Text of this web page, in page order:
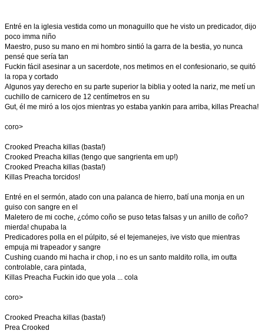
Entré en la iglesia vestida como un monaguillo que he visto un predicador, dijo
poco imma niño
Maestro, puso su mano en mi hombro sintió la garra de la bestia, yo nunca
pensé que sería tan
Fuckin fácil asesinar a un sacerdote, nos metimos en el confesionario, se quitó
la ropa y cortado
Algunos yay derecho en su parte superior la biblia y ooted la nariz, me metí un
cuchillo de carnicero de 12 centímetros en su
Gut, él me miró a los ojos mientras yo estaba yankin para arriba, killas Preacha!
coro>
Crooked Preacha killas (basta!)
Crooked Preacha killas (tengo que sangrienta em up!)
Crooked Preacha killas (basta!)
Killas Preacha torcidos!
Entré en el sermón, atado con una palanca de hierro, batí una monja en un
guiso con sangre en el
Maletero de mi coche, ¿cómo coño se puso tetas falsas y un anillo de coño?
mierda! chupaba la
Predicadores polla en el púlpito, sé el tejemanejes, ive visto que mientras
empuja mi trapeador y sangre
Cushing cuando mi hacha ir chop, i no es un santo maldito rolla, im outta
controlable, cara pintada,
Killas Preacha Fuckin ido que yola ... cola
coro>
Crooked Preacha killas (basta!)
Prea Crooked